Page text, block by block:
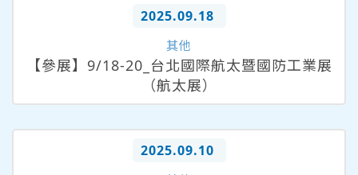
2025.09.18
其他
【參展】9/18-20_台北國際航太暨國防工業展
（航太展）
2025.09.10